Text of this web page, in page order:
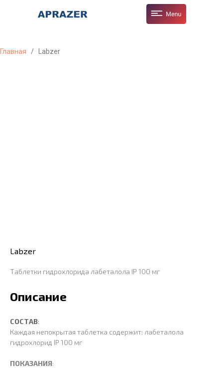
Главная / Labzer
Labzer
Таблетки гидрохлорида лабеталола IP 100 мг
Описание
СОСТАВ:
Каждая непокрытая таблетка содержит: лабеталола
гидрохлорид IP 100 мг
ПОКАЗАНИЯ: